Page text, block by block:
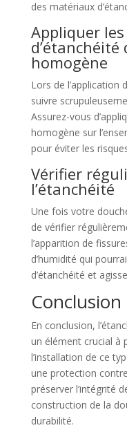
des matériaux
Appliquer
d’étanchéité
homogène
Lors de l’application
suivre
Assurez-vous
homogène sur
pour éviter les
Vérifier
l’étanchéité
Une fois votre
de vérifier
l’apparition de
d’humidité qui
d’étanchéité et
Conclusion
En conclusion,
un élément crucial à
l’installation de ce
une protection
préserver l’intégrité
construction de la
durabilité.